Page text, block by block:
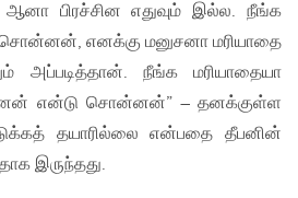
ஆனா பிரச்சின எதுவும் இல்ல. நீங்க
எனக்கு மனுசனா மரியாதை
அப்படித்தான். நீங்க மரியாதையா
என்டு சொன்னன்” – தனக்குள்ள
தயாரில்லை என்பதை தீபனின்
இருந்தது.